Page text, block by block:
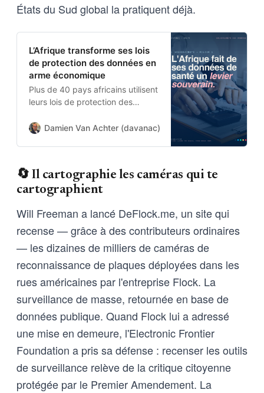
États du Sud global la pratiquent déjà.
L’Afrique transforme ses lois
de protection des données en
arme économique
Plus de 40 pays africains utilisent
leurs lois de protection des
accords de santé avec les États-
Damien Van Achter (davanac) Damien Van Achter
🔄 Il cartographie les caméras qui te
cartographient
Will Freeman a lancé DeFlock.me, un site qui
recense — grâce à des contributeurs ordinaires
— les dizaines de milliers de caméras de
reconnaissance de plaques déployées dans les
rues américaines par l'entreprise Flock. La
surveillance de masse, retournée en base de
données publique. Quand Flock lui a adressé
une mise en demeure, l'Electronic Frontier
Foundation a pris sa défense : recenser les outils
de surveillance relève de la critique citoyenne
protégée par le Premier Amendement. La